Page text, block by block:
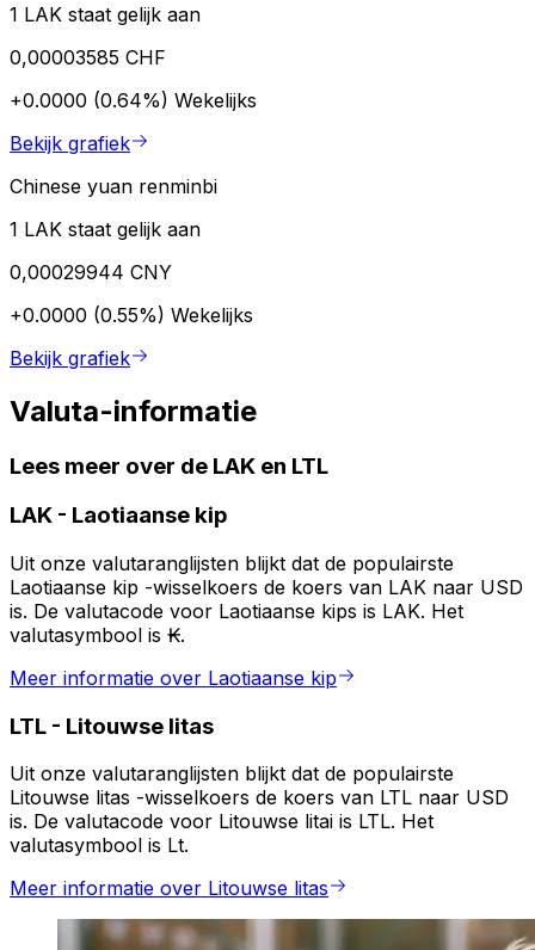
1 LAK staat gelijk aan
0,00003585 CHF
+0.0000 (0.64%) Wekelijks
Bekijk grafiek
Chinese yuan renminbi
1 LAK staat gelijk aan
0,00029944 CNY
+0.0000 (0.55%) Wekelijks
Bekijk grafiek
Valuta-informatie
Lees meer over de LAK en LTL
LAK - Laotiaanse kip
Uit onze valutaranglijsten blijkt dat de populairste
Laotiaanse kip -wisselkoers de koers van LAK naar USD
is. De valutacode voor Laotiaanse kips is LAK. Het
valutasymbool is ₭.
Meer informatie over Laotiaanse kip
LTL - Litouwse litas
Uit onze valutaranglijsten blijkt dat de populairste
Litouwse litas -wisselkoers de koers van LTL naar USD
is. De valutacode voor Litouwse litai is LTL. Het
valutasymbool is Lt.
Meer informatie over Litouwse litas